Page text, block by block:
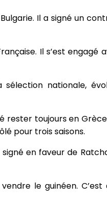
Il a signé un
Il s’est engagé
nationale,
rester toujours en
pour trois saisons.
signé en faveur de
le guinéen. C’est